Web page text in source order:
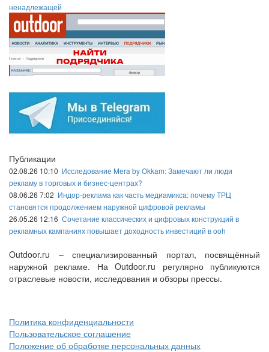
ненадлежащей
Публикации
02.08.26 10:10 Исследование Mera by Okkam: Замечают ли люди
рекламу в торговых и бизнес-центрах?
08.06.26 7:02 Индор-реклама как часть медиамикса: почему ТРЦ
становятся продолжением наружной цифровой рекламы
26.05.26 12:16 Сочетание классических и цифровых конструкций в
рекламных кампаниях повышает доходность инвестиций в ooh
Outdoor.ru – специализированный портал, посвящённый
наружной рекламе. На Outdoor.ru регулярно публикуются
отраслевые новости, исследования и обзоры прессы.
Политика конфиденциальности
Пользовательское соглашение
Положение об обработке персональных данных